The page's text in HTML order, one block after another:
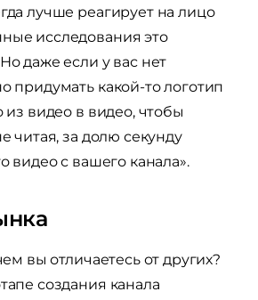
лучше реагирует на лицо
исследования это
даже если у вас нет
придумать какой-то логотип
из видео в видео, чтобы
читая, за долю секунду
видео с вашего канала».
вы отличаетесь от других?
создания канала